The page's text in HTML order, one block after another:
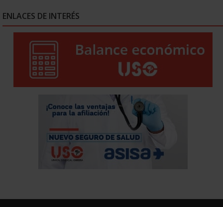
ENLACES DE INTERÉS